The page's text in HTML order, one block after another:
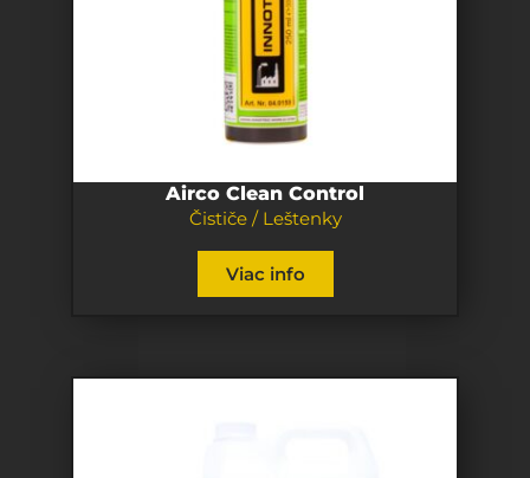
Airco Clean Control
Čističe / Leštenky
Viac info